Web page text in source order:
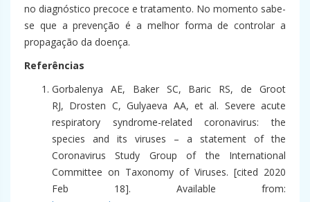
no diagnóstico precoce e tratamento. No momento sabe-
se que a prevenção é a melhor forma de controlar a
propagação da doença.
Referências
Gorbalenya AE, Baker SC, Baric RS, de Groot
RJ, Drosten C, Gulyaeva AA, et al. Severe acute
respiratory syndrome-related coronavirus: the
species and its viruses – a statement of the
Coronavirus Study Group of the International
Committee on Taxonomy of Viruses. [cited 2020
Feb 18]. Available from: